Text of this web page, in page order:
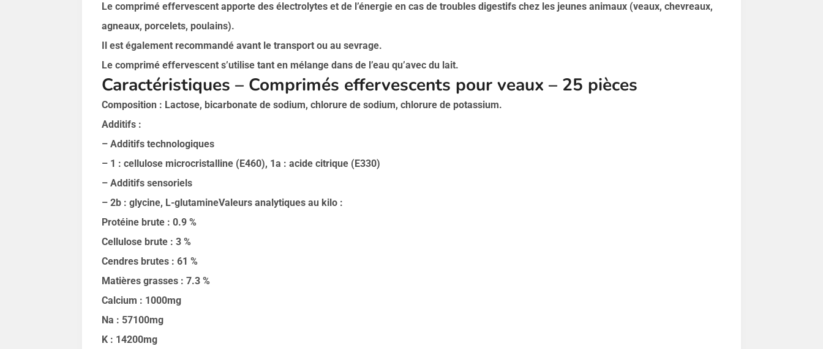
Le comprimé effervescent apporte des électrolytes et de l’énergie en cas de troubles digestifs chez les jeunes animaux (veaux, chevreaux,
agneaux, porcelets, poulains).
Il est également recommandé avant le transport ou au sevrage.
Le comprimé effervescent s’utilise tant en mélange dans de l’eau qu’avec du lait.
Caractéristiques – Comprimés effervescents pour veaux – 25 pièces
Composition : Lactose, bicarbonate de sodium, chlorure de sodium, chlorure de potassium.
Additifs :
– Additifs technologiques
– 1 : cellulose microcristalline (E460), 1a : acide citrique (E330)
– Additifs sensoriels
– 2b : glycine, L-glutamineValeurs analytiques au kilo :
Protéine brute : 0.9 %
Cellulose brute : 3 %
Cendres brutes : 61 %
Matières grasses : 7.3 %
Calcium : 1000mg
Na : 57100mg
K : 14200mg